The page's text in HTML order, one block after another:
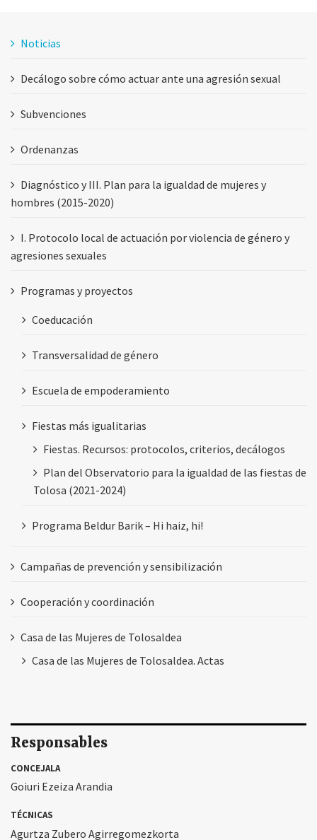
Noticias
Decálogo sobre cómo actuar ante una agresión sexual
Subvenciones
Ordenanzas
Diagnóstico y III. Plan para la igualdad de mujeres y
hombres (2015-2020)
I. Protocolo local de actuación por violencia de género y
agresiones sexuales
Programas y proyectos
Coeducación
Transversalidad de género
Escuela de empoderamiento
Fiestas más igualitarias
Fiestas. Recursos: protocolos, criterios, decálogos
Plan del Observatorio para la igualdad de las fiestas de
Tolosa (2021-2024)
Programa Beldur Barik – Hi haiz, hi!
Campañas de prevención y sensibilización
Cooperación y coordinación
Casa de las Mujeres de Tolosaldea
Casa de las Mujeres de Tolosaldea. Actas
Responsables
CONCEJALA
Goiuri Ezeiza Arandia
TÉCNICAS
Agurtza Zubero Agirregomezkorta